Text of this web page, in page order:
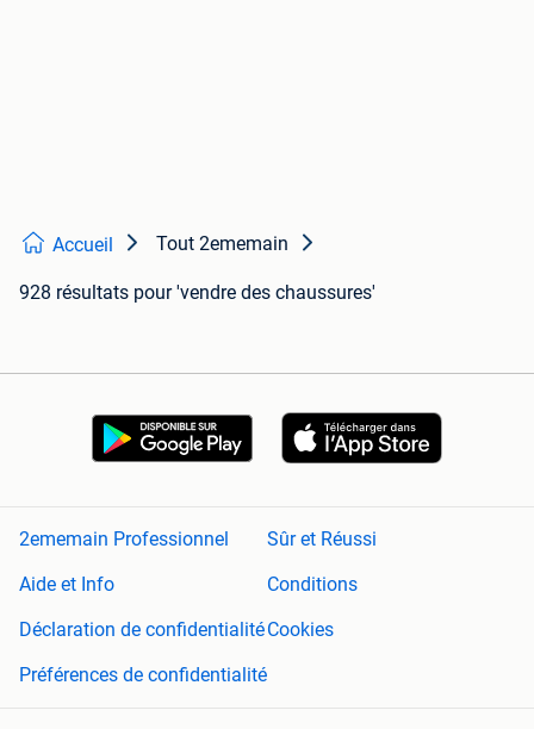
Accueil Tout 2ememain
928 résultats pour 'vendre des chaussures'
2ememain Professionnel
Sûr et Réussi
Aide et Info
Conditions
Déclaration de confidentialitéCookies
Préférences de confidentialité